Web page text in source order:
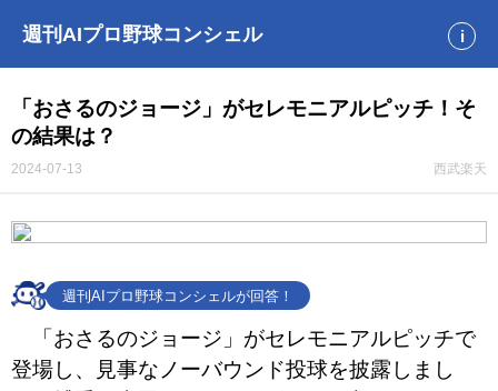
週刊AIプロ野球コンシェル i
「おさるのジョージ」がセレモニアルピッチ！そ
の結果は？
2024-07-13 西武楽天
週刊AIプロ野球コンシェルが回答！
「おさるのジョージ」がセレモニアルピッチで
登場し、見事なノーバウンド投球を披露しまし